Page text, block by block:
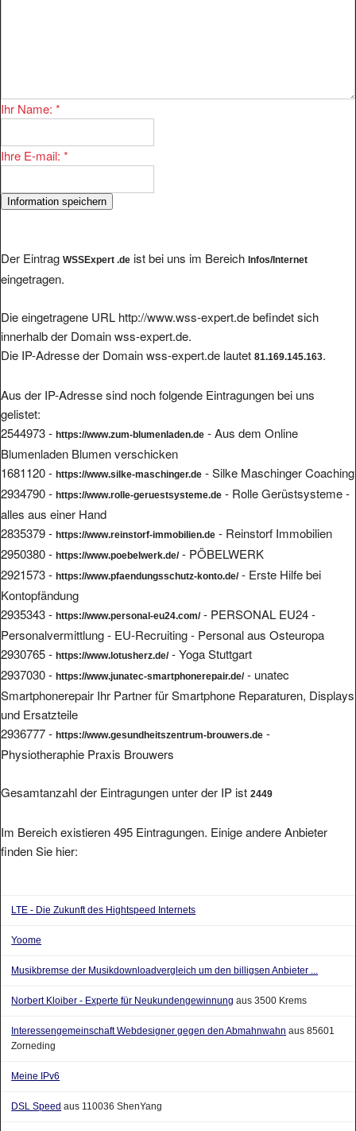
Ihr Name: *
Ihre E-mail: *
Der Eintrag WSSExpert .de ist bei uns im Bereich Infos/Internet
eingetragen.
Die eingetragene URL http://www.wss-expert.de befindet sich
innerhalb der Domain wss-expert.de.
Die IP-Adresse der Domain wss-expert.de lautet 81.169.145.163.
Aus der IP-Adresse sind noch folgende Eintragungen bei uns
gelistet:
2544973 - https://www.zum-blumenladen.de - Aus dem Online
Blumenladen Blumen verschicken
1681120 - https://www.silke-maschinger.de - Silke Maschinger Coaching
2934790 - https://www.rolle-geruestsysteme.de - Rolle Gerüstsysteme -
alles aus einer Hand
2835379 - https://www.reinstorf-immobilien.de - Reinstorf Immobilien
2950380 - https://www.poebelwerk.de/- PÖBELWERK
2921573 - https://www.pfaendungsschutz-konto.de/- Erste Hilfe bei
Kontopfändung
2935343 - https://www.personal-eu24.com/- PERSONAL EU24 -
Personalvermittlung - EU-Recruiting - Personal aus Osteuropa
2930765 - https://www.lotusherz.de/- Yoga Stuttgart
2937030 - https://www.junatec-smartphonerepair.de/- unatec
Smartphonerepair Ihr Partner für Smartphone Reparaturen, Displays
und Ersatzteile
2936777 - https://www.gesundheitszentrum-brouwers.de -
Physiotheraphie Praxis Brouwers
Gesamtanzahl der Eintragungen unter der IP ist 2449
Im Bereich existieren 495 Eintragungen. Einige andere Anbieter
finden Sie hier:
LTE - Die Zukunft des Hightspeed Internets
Yoome
Musikbremse der Musikdownloadvergleich um den billigsen Anbieter ...
Norbert Kloiber - Experte für Neukundengewinnung aus 3500 Krems
Interessengemeinschaft Webdesigner gegen den Abmahnwahn aus 85601
Zorneding
Meine IPv6
DSL Speed aus 110036 ShenYang